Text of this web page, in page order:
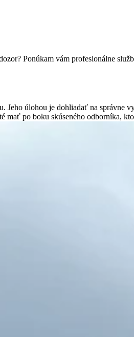
Ponúkam vám profesionálne
úlohou je dohliadať na správne
mať po boku skúseného odborníka,